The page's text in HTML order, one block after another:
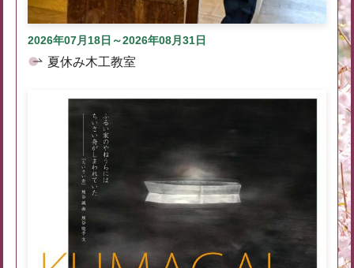
2026年07月18日～2026年08月31日
夏休み木工教室